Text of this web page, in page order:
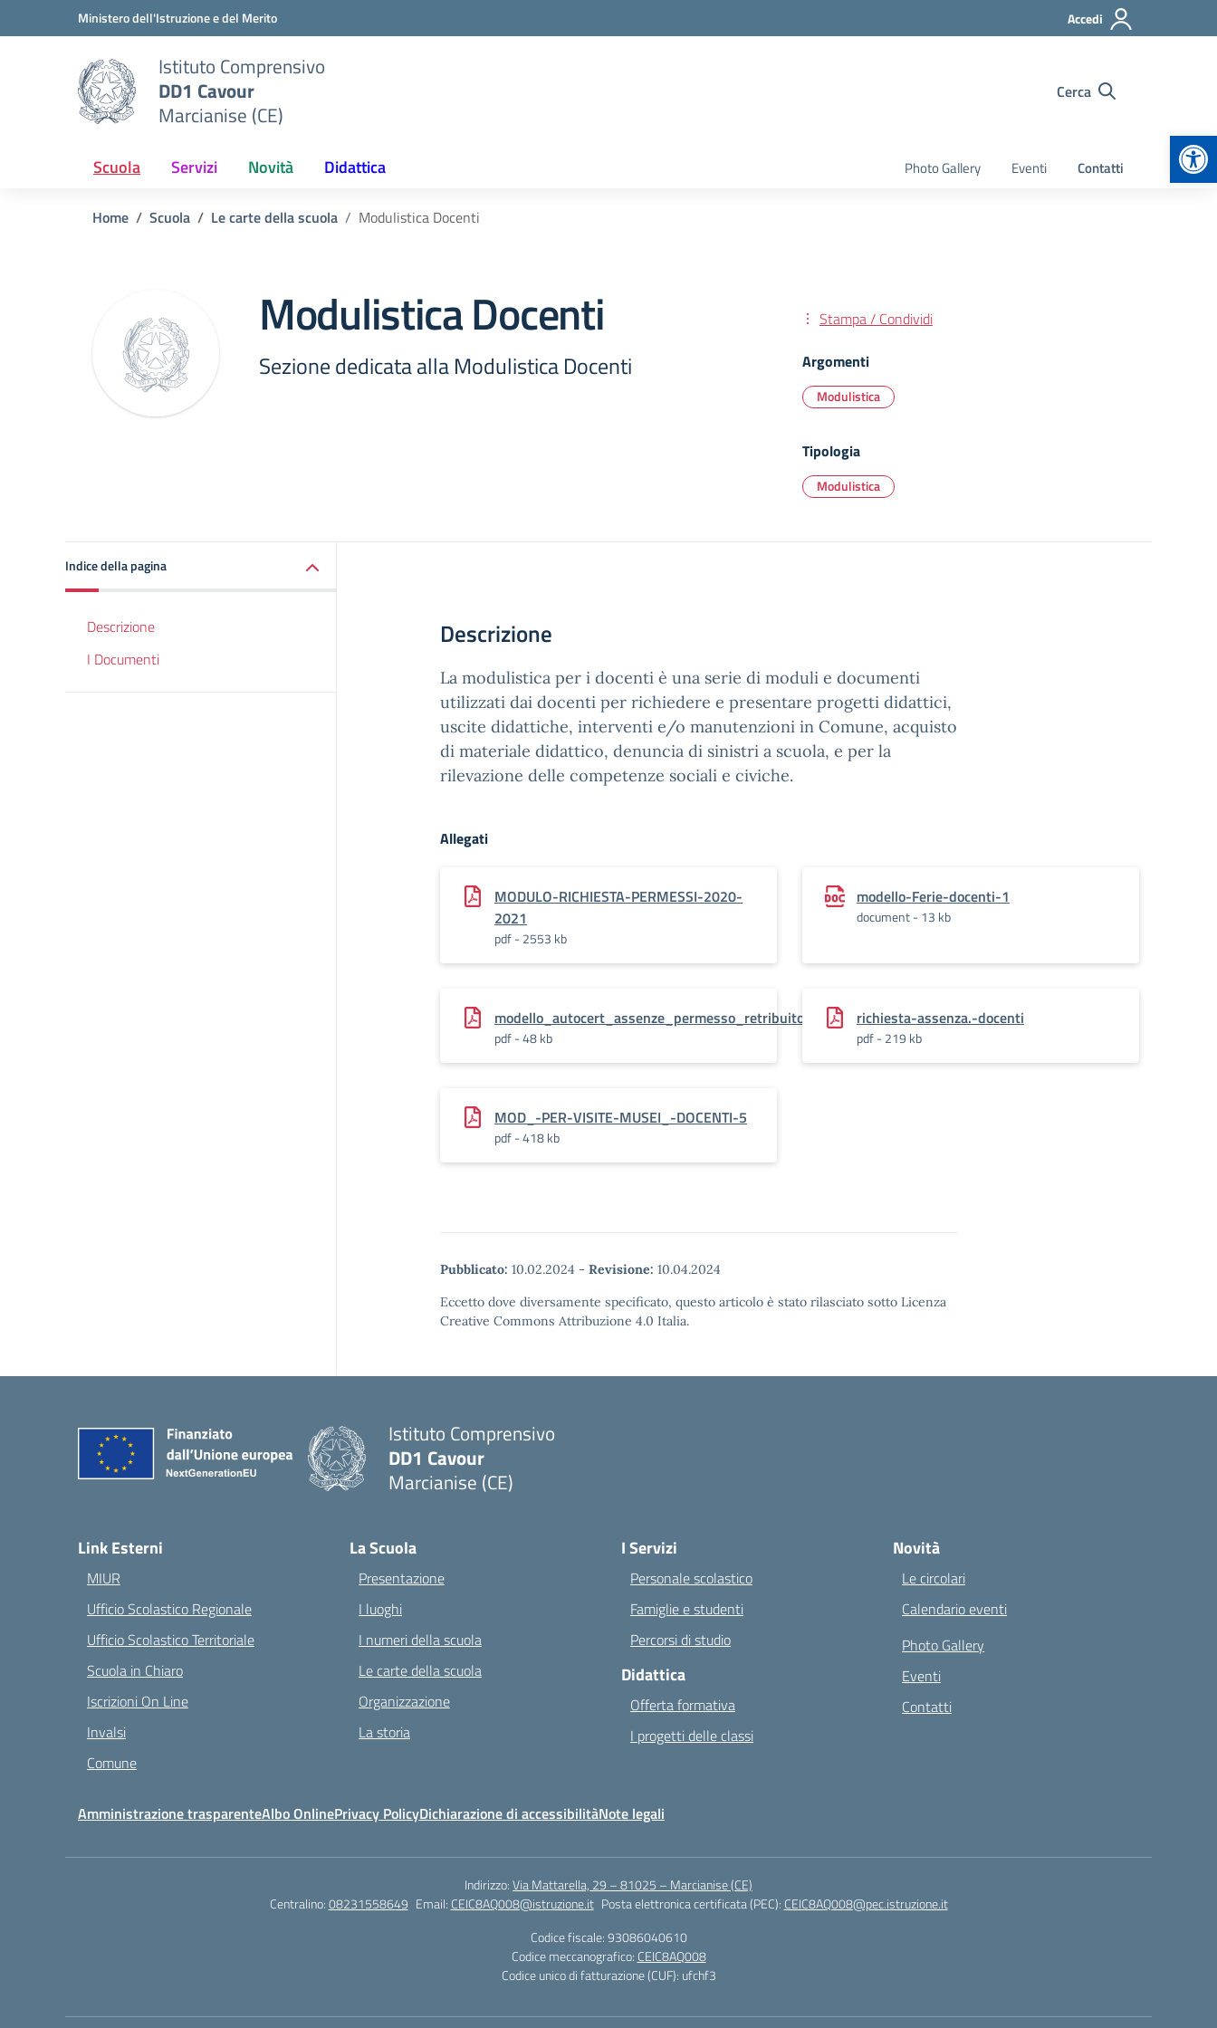
Vai ai contenuti
Vai al menu di navigazioneMinistero dell'Istruzione e del Merito Accedi
Istituto Comprensivo
DD1 Cavour
Marcianise (CE)
Cerca
Scuola Servizi Novità Didattica Photo Gallery Eventi Contatti
Home Scuola Le carte della scuola Modulistica Docenti
Modulistica Docenti
Sezione dedicata alla Modulistica Docenti
Stampa / Condividi
Argomenti
Modulistica
Tipologia
Modulistica
Indice della pagina
Descrizione
I Documenti
Descrizione
La modulistica per i docenti è una serie di moduli e documenti
utilizzati dai docenti per richiedere e presentare progetti didattici,
uscite didattiche, interventi e/o manutenzioni in Comune, acquisto
di materiale didattico, denuncia di sinistri a scuola, e per la
rilevazione delle competenze sociali e civiche.
Allegati
MODULO-RICHIESTA-PERMESSI-2020-
2021
pdf - 2553 kb
modello-Ferie-docenti-1
document - 13 kb
modello_autocert_assenze_permesso_retribuito
pdf - 48 kb
richiesta-assenza.-docenti
pdf - 219 kb
MOD_-PER-VISITE-MUSEI_-DOCENTI-5
pdf - 418 kb
Pubblicato: 10.02.2024 - Revisione: 10.04.2024
Eccetto dove diversamente specificato, questo articolo è stato rilasciato sotto Licenza
Creative Commons Attribuzione 4.0 Italia.
Istituto Comprensivo
DD1 Cavour
Marcianise (CE)
Link Esterni
MIUR
Ufficio Scolastico Regionale
Ufficio Scolastico Territoriale
Scuola in Chiaro
Iscrizioni On Line
Invalsi
Comune
La Scuola
Presentazione
I luoghi
I numeri della scuola
Le carte della scuola
Organizzazione
La storia
I Servizi
Personale scolastico
Famiglie e studenti
Percorsi di studio
Didattica
Offerta formativa
I progetti delle classi
Novità
Le circolari
Calendario eventi
Photo Gallery
Eventi
Contatti
Amministrazione trasparenteAlbo OnlinePrivacy PolicyDichiarazione di accessibilitàNote legali
Indirizzo:Via Mattarella, 29 – 81025 – Marcianise (CE)
Centralino:08231558649 Email: CEIC8AQ008@istruzione.it Posta elettronica certificata (PEC): CEIC8AQ008@pec.istruzione.it
Codice fiscale: 93086040610
Codice meccanografico: CEIC8AQ008
Codice unico di fatturazione (CUF): ufchf3